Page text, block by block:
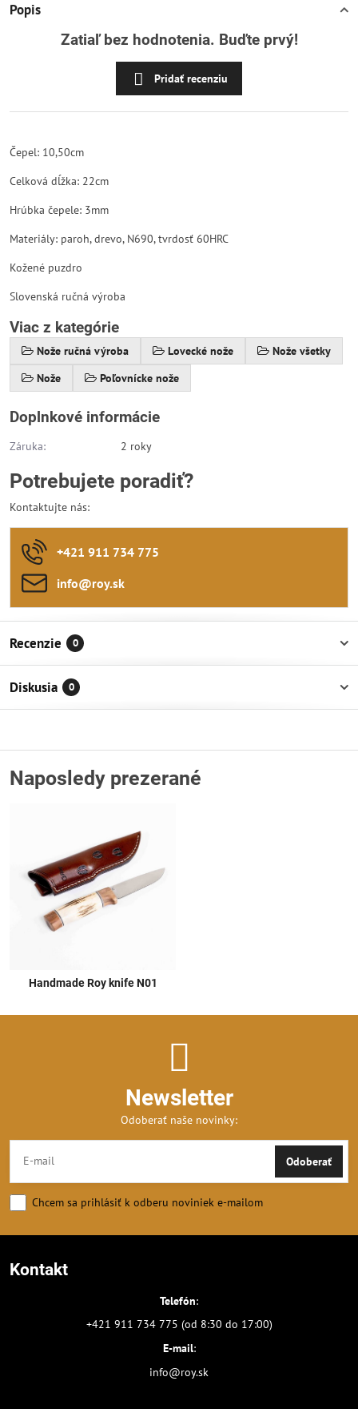
Popis
Zatiaľ bez hodnotenia. Buďte prvý!
Pridať recenziu
Čepel: 10,50cm
Celková dĺžka: 22cm
Hrúbka čepele: 3mm
Materiály: paroh, drevo, N690, tvrdosť 60HRC
Kožené puzdro
Slovenská ručná výroba
Viac z kategórie
Nože ručná výroba Lovecké nože
Nože všetky
Nože
Poľovnícke nože
Doplnkové informácie
Záruka: 2 roky
Potrebujete poradiť?
Kontaktujte nás:
+421 911 734 775
info​@roy​.sk
Recenzie 0
Diskusia 0
Naposledy prezerané
Handmade Roy knife N01
Newsletter
Odoberať naše novinky:
Odoberať
Chcem sa prihlásiť k odberu noviniek e-mailom
Kontakt
Telefón:
+421 911 734 775 (od 8:30 do 17:00)
E-mail:
info@roy.sk